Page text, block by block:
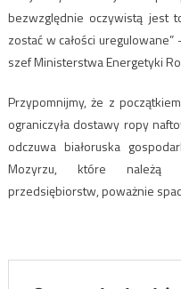
bezwzględnie oczywistą jest
zostać w całości
szef Ministerstwa Energetyki
Przypomnijmy, że z
ograniczyła dostawy ropy
odczuwa białoruska
Mozyrzu, które należą
przedsiębiorstw, poważnie